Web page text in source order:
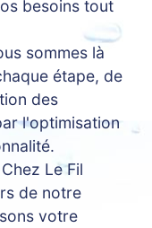
besoins tout
sommes là
étape, de
des
l'optimisation
Chez Le Fil
de notre
votre